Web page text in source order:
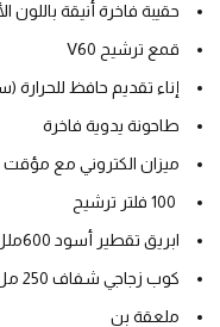
حقيبة فاخرة أنيقة باللون
قمع ترشيح V60
إناء تقديم حافظ للحرارة
طاحونة يدوية فاخرة
ميزان الكتروني مع مؤقت
ابريق تقطير أسود 600ملل
كوب زجاجي شفاف 250 مل
ملعقة بن